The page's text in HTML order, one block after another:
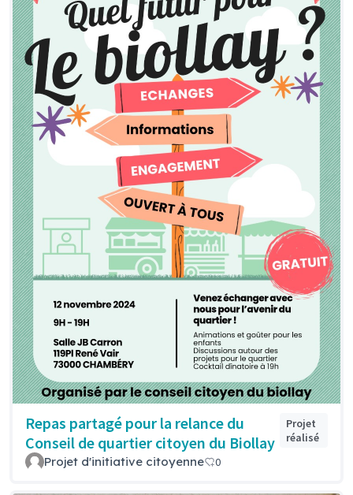
Repas partagé pour la relance du
Conseil de quartier citoyen du Biollay
Projet
réalisé
Projet d'initiative citoyenne 0